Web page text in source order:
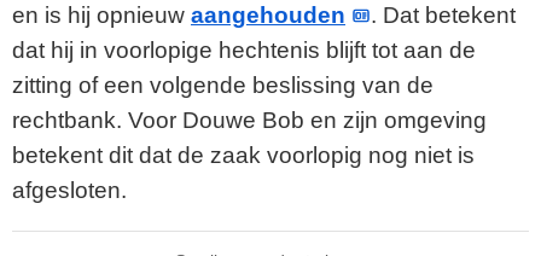
en is hij opnieuw aangehouden
. Dat betekent
dat hij in voorlopige hechtenis blijft tot aan de
zitting of een volgende beslissing van de
rechtbank. Voor Douwe Bob en zijn omgeving
betekent dit dat de zaak voorlopig nog niet is
afgesloten.